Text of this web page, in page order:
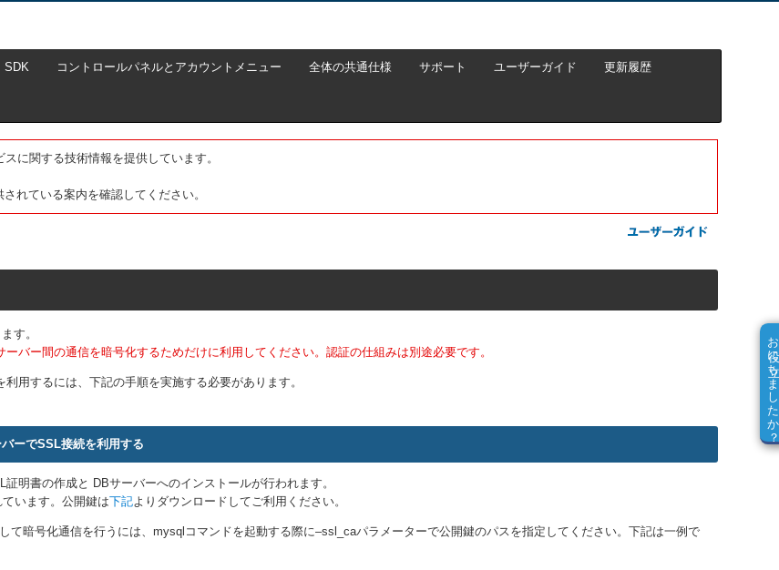
SDK コントロールパネルとアカウントメニュー 全体の共通仕様 サポート ユーザーガイド 更新履歴
に関する技術情報を提供しています。
れている案内を確認してください。
す。
バー間の通信を暗号化するためだけに利用してください。認証の仕組みは別途必要です。
用するには、下記の手順を実施する必要があります。
ーでSSL接続を利用する
明書の作成と DBサーバーへのインストールが行われます。
います。公開鍵は下記よりダウンロードしてご利用ください。
て暗号化通信を行うには、mysqlコマンドを起動する際に–ssl_caパラメーターで公開鍵のパスを指定してください。下記は一例で
お役に立